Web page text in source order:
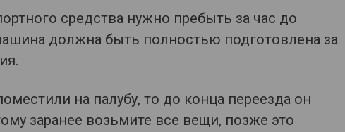
средства нужно пребыть за час до
должна быть полностью подготовлена за
на палубу, то до конца переезда он
заранее возьмите все вещи, позже это